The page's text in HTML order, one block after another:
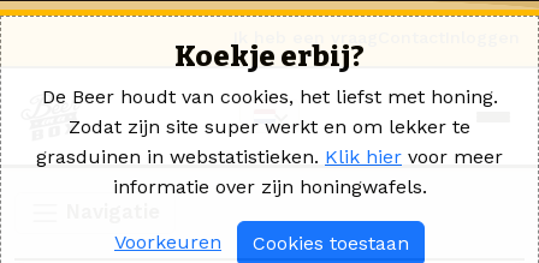
Koekje erbij?
De Beer houdt van cookies, het liefst met honing.
Zodat zijn site super werkt en om lekker te
grasduinen in webstatistieken. Klik hier voor meer
informatie over zijn honingwafels.
Voorkeuren Cookies toestaan